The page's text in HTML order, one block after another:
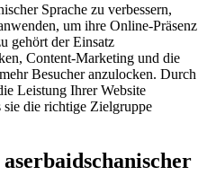
Sprache zu verbessern,
um ihre Online-Präsenz
gehört der Einsatz
Content-Marketing und die
Besucher anzulocken. Durch
Leistung Ihrer Website
sie die richtige Zielgruppe